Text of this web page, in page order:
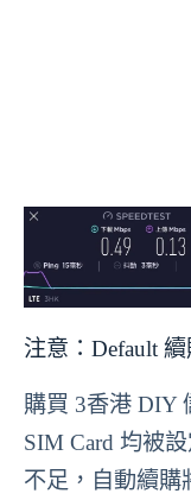
注意：Default
購買 3香港 DIY
SIM Card 均被
不足，自動續購